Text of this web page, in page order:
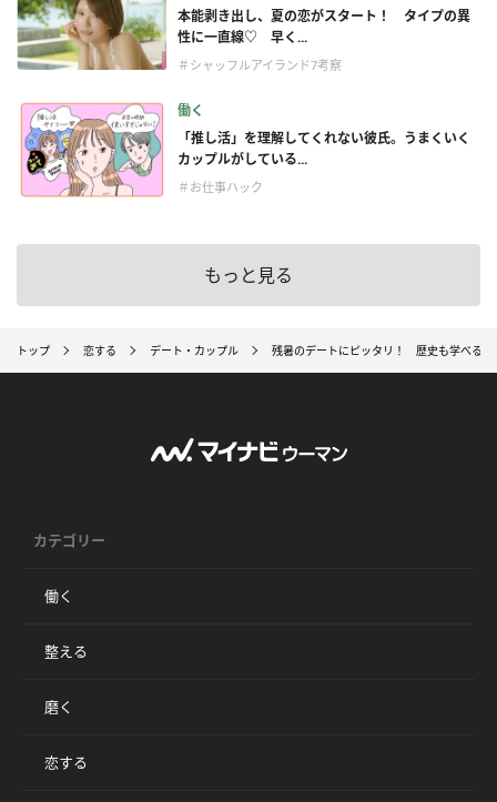
本能剥き出し、夏の恋がスタート！ タイプの異
性に一直線♡ 早く...
＃シャッフルアイランド7考察
働く
「推し活」を理解してくれない彼氏。うまくいく
カップルがしている...
＃お仕事ハック
もっと見る
トップ 恋する デート・カップル 残暑のデートにピッタリ！ 歴史も学べる、
カテゴリー
働く
整える
磨く
恋する